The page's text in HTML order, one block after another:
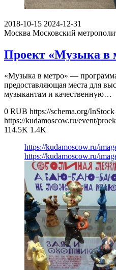
2018-10-15 2024-12-31
Москва Московский
Проект «Музыка в
«Музыка в метро» —
предоставляющая места для
музыкантам и качественную…
0 RUB https://schema.org/InStock
https://kudamoscow.ru/event/
114.5K 1.4K
https://kudamoscow.ru/
https://kudamoscow.ru/